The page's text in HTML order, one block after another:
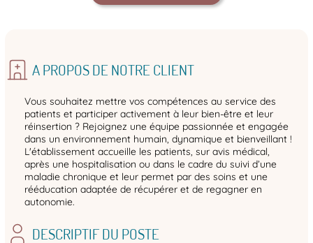
A PROPOS DE NOTRE CLIENT
Vous souhaitez mettre vos compétences au service des
patients et participer activement à leur bien-être et leur
réinsertion ? Rejoignez une équipe passionnée et engagée
dans un environnement humain, dynamique et bienveillant !
L'établissement accueille les patients, sur avis médical,
après une hospitalisation ou dans le cadre du suivi d’une
maladie chronique et leur permet par des soins et une
rééducation adaptée de récupérer et de regagner en
autonomie.
DESCRIPTIF DU POSTE